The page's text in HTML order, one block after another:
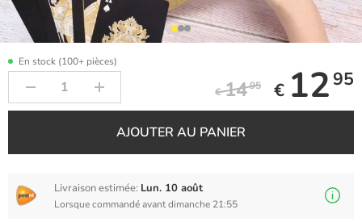
En stock (100+ pièces)
€ 1495 € 12 95
AJOUTER AU PANIER
Livraison estimée: Lun. 10 août
Lorsque commandé avant dimanche 21:55